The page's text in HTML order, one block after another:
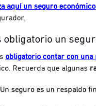
aquí un seguro económico
obligatorio un
obligatorio contar con
Recuerda que algunas
Un seguro es un respaldo